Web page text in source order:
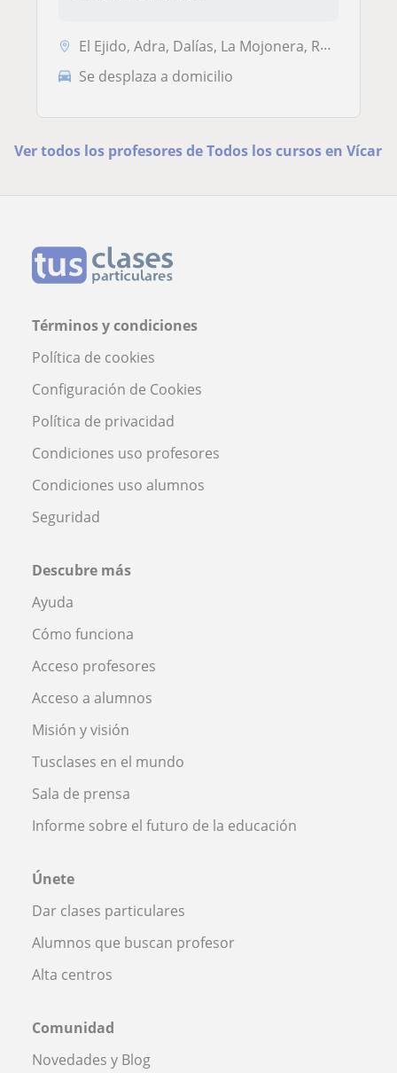
El Ejido, Adra, Dalías, La Mojonera, Roquetas de Mar, Vícar
Se desplaza a domicilio
Ver todos los profesores de Todos los cursos en Vícar
Términos y condiciones
Política de cookies
Configuración de Cookies
Política de privacidad
Condiciones uso profesores
Condiciones uso alumnos
Seguridad
Descubre más
Ayuda
Cómo funciona
Acceso profesores
Acceso a alumnos
Misión y visión
Tusclases en el mundo
Sala de prensa
Informe sobre el futuro de la educación
Únete
Dar clases particulares
Alumnos que buscan profesor
Alta centros
Comunidad
Novedades y Blog